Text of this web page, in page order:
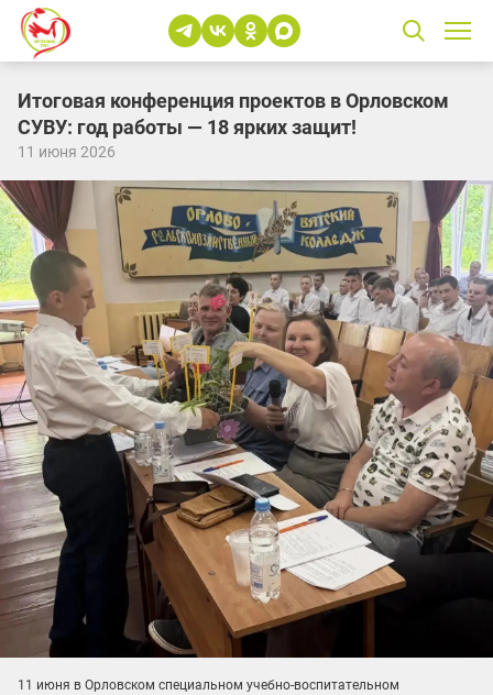
Итоговая конференция проектов в Орловском
СУВУ: год работы — 18 ярких защит!
11 июня 2026
11 июня в Орловском специальном учебно-воспитательном